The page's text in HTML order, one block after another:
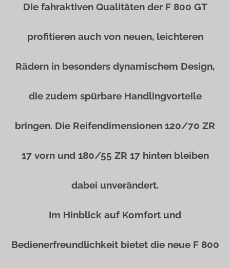
Die fahraktiven Qualitäten der F 800 GT
profitieren auch von neuen, leichteren
Rädern in besonders dynamischem Design,
die zudem spürbare Handlingvorteile
bringen. Die Reifendimensionen 120/70 ZR
17 vorn und 180/55 ZR 17 hinten bleiben
dabei unverändert.
Im Hinblick auf Komfort und
Bedienerfreundlichkeit bietet die neue F 800